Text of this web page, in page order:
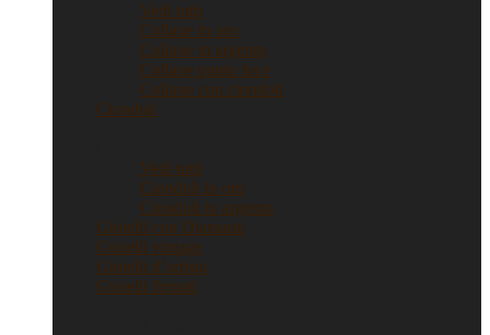
Vedi tutti
Collane in oro
Collane in argento
Collane punto luce
Collane con ciondoli
Ciondoli
Vedi tutti
Ciondoli in oro
Ciondoli in argento
Gioielli con Diamanti
Gioielli vintage
Gioielli d’artista
Gioielli firmati